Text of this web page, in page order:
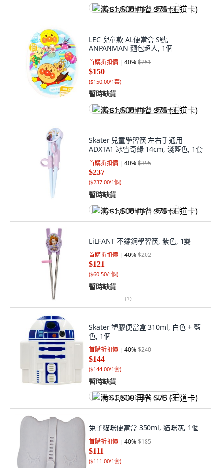
满 $1,500 再省 $75 (王道卡)
LEC 兒童款 AL便當盒 S號,
ANPANMAN 麵包超人, 1個
首購折扣價 40%$251
$150
($150.00/1套)
暫時缺貨
满 $1,500 再省 $75 (王道卡)
Skater 兒童學習筷 左右手通用
ADXTA1 冰雪奇緣 14cm, 淺藍色, 1套
首購折扣價 40%$395
$237
($237.00/1個)
暫時缺貨
满 $1,500 再省 $75 (王道卡)
LiLFANT 不鏽鋼學習筷, 紫色, 1雙
首購折扣價 40%$202
$121
($60.50/1個)
暫時缺貨
(1)
Skater 塑膠便當盒 310ml, 白色 + 藍
色, 1個
首購折扣價 40%$240
$144
($144.00/1套)
暫時缺貨
满 $1,500 再省 $75 (王道卡)
兔子貓咪便當盒 350ml, 貓咪灰, 1個
首購折扣價 40%$185
$111
($111.00/1套)